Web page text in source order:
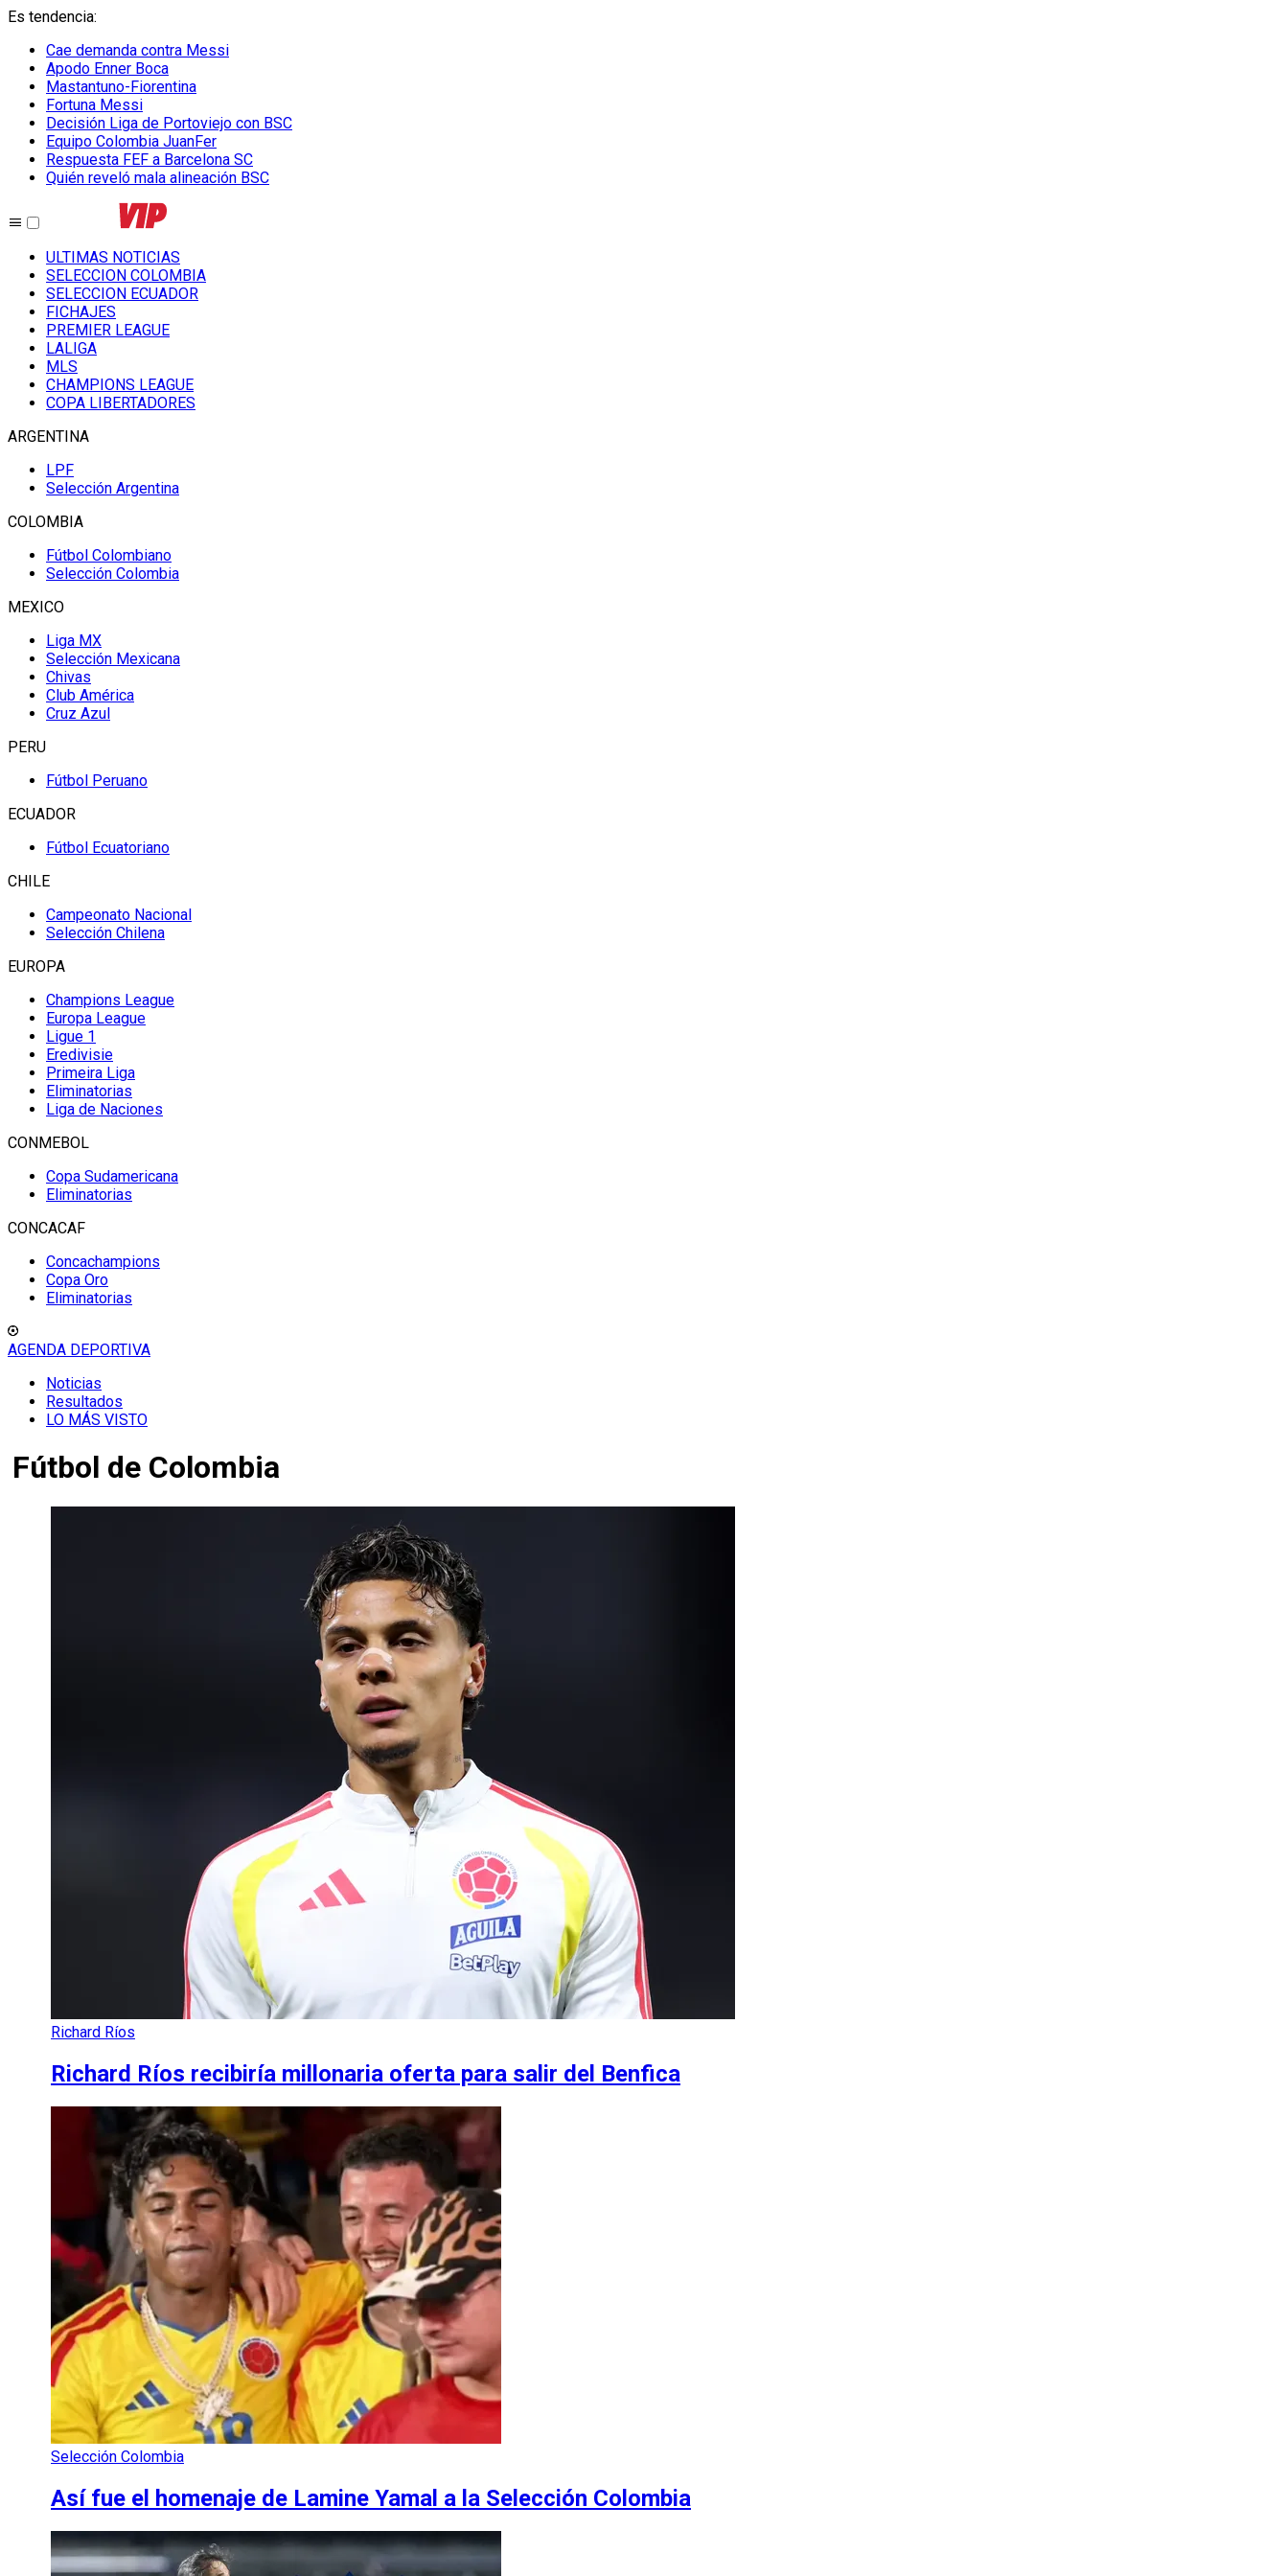
Es tendencia:
Cae demanda contra Messi
Apodo Enner Boca
Mastantuno-Fiorentina
Fortuna Messi
Decisión Liga de Portoviejo con BSC
Equipo Colombia JuanFer
Respuesta FEF a Barcelona SC
Quién reveló mala alineación BSC
ULTIMAS NOTICIAS
SELECCION COLOMBIA
SELECCION ECUADOR
FICHAJES
PREMIER LEAGUE
LALIGA
MLS
CHAMPIONS LEAGUE
COPA LIBERTADORES
ARGENTINA
LPF
Selección Argentina
COLOMBIA
Fútbol Colombiano
Selección Colombia
MEXICO
Liga MX
Selección Mexicana
Chivas
Club América
Cruz Azul
PERU
Fútbol Peruano
ECUADOR
Fútbol Ecuatoriano
CHILE
Campeonato Nacional
Selección Chilena
EUROPA
Champions League
Europa League
Ligue 1
Eredivisie
Primeira Liga
Eliminatorias
Liga de Naciones
CONMEBOL
Copa Sudamericana
Eliminatorias
CONCACAF
Concachampions
Copa Oro
Eliminatorias
AGENDA DEPORTIVA
Noticias
Resultados
LO MÁS VISTO
Fútbol de Colombia
Richard Ríos
Richard Ríos recibiría millonaria oferta para salir del Benfica
Selección Colombia
Así fue el homenaje de Lamine Yamal a la Selección Colombia